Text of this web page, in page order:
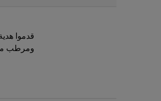
قدموا
ومرطب